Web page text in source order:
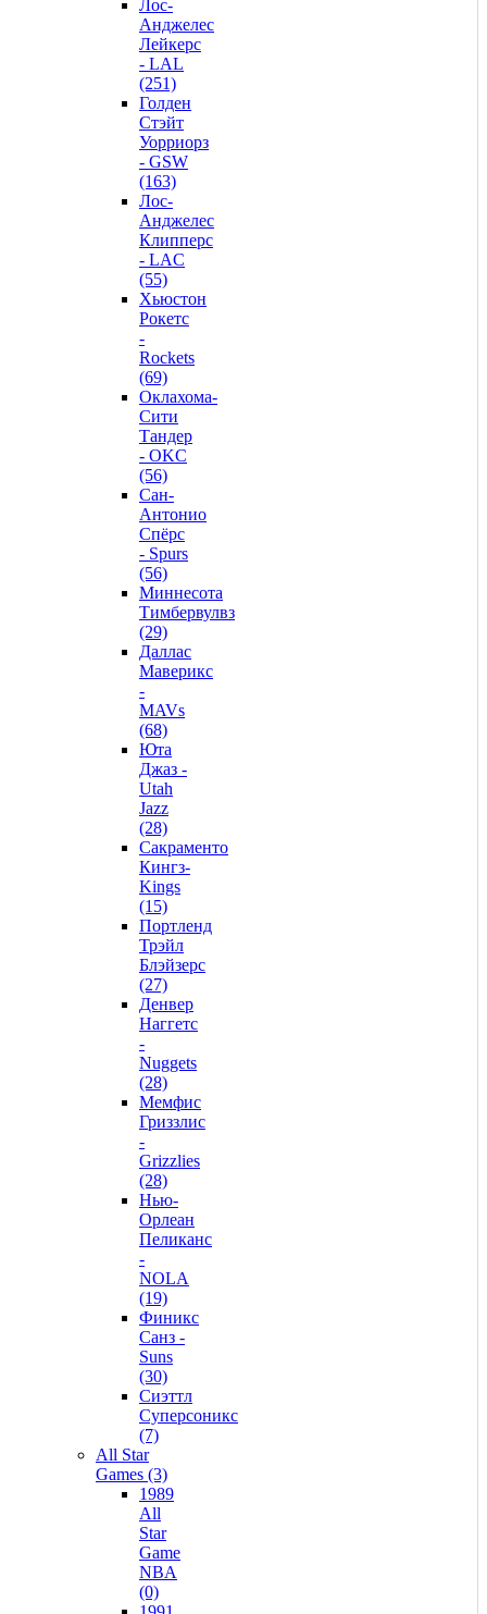
Лос-
Анджелес
Лейкерс
- LAL
(251)
Голден
Стэйт
Уорриорз
- GSW
(163)
Лос-
Анджелес
Клипперс
- LAC
(55)
Хьюстон
Рокетс
-
Rockets
(69)
Оклахома-
Сити
Тандер
- OKC
(56)
Сан-
Антонио
Спёрс
- Spurs
(56)
Миннесота
Тимбервулвз
(29)
Даллас
Маверикс
-
MAVs
(68)
Юта
Джаз -
Utah
Jazz
(28)
Сакраменто
Кингз-
Kings
(15)
Портленд
Трэйл
Блэйзерс
(27)
Денвер
Наггетс
-
Nuggets
(28)
Мемфис
Гриззлис
-
Grizzlies
(28)
Нью-
Орлеан
Пеликанс
-
NOLA
(19)
Финикс
Санз -
Suns
(30)
Сиэттл
Суперсоникс
(7)
All Star
Games (3)
1989
All
Star
Game
NBA
(0)